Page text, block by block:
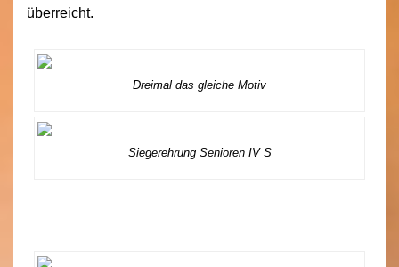
überreicht.
Dreimal das gleiche Motiv
Siegerehrung Senioren IV S